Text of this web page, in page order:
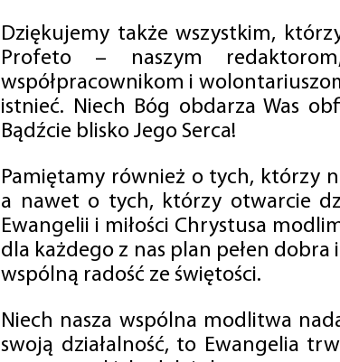
Dziękujemy także wszystkim,
Profeto – naszym
współpracownikom i
istnieć. Niech Bóg obdarza Was
Bądźcie blisko Jego Serca!
Pamiętamy również o tych, którzy
a nawet o tych, którzy otwarcie
Ewangelii i miłości Chrystusa
dla każdego z nas plan pełen dobra
wspólną radość ze świętości.
Niech nasza wspólna modlitwa
swoją działalność, to Ewangelia